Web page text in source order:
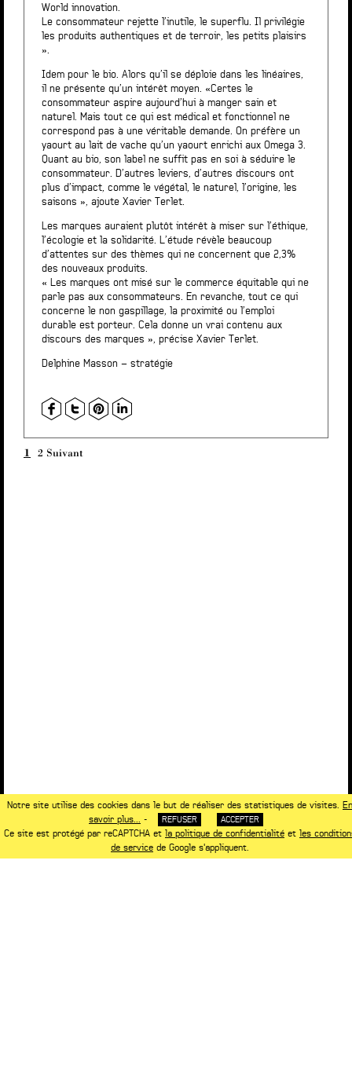
Notre site utilise des cookies dans le but de réaliser des statistiques de visites. En
savoir plus...
- REFUSER ACCEPTER
Ce site est protégé par reCAPTCHA et la politique de confidentialité et les
de service de Google s'appliquent.
World innovation.
Le consommateur rejette l’inutile, le superflu. Il privilégie
les produits authentiques et de terroir, les petits plaisirs
».
Idem pour le bio. Alors qu’il se déploie dans les linéaires,
il ne présente qu’un intérêt moyen. «Certes le
consommateur aspire aujourd’hui à manger sain et
naturel. Mais tout ce qui est médical et fonctionnel ne
correspond pas à une véritable demande. On préfère un
yaourt au lait de vache qu’un yaourt enrichi aux Omega 3.
Quant au bio, son label ne suffit pas en soi à séduire le
consommateur. D’autres leviers, d’autres discours ont
plus d’impact, comme le végétal, le naturel, l’origine, les
saisons », ajoute Xavier Terlet.
Les marques auraient plutôt intérêt à miser sur l’éthique,
l’écologie et la solidarité. L’étude révèle beaucoup
d’attentes sur des thèmes qui ne concernent que 2,3%
des nouveaux produits.
« Les marques ont misé sur le commerce équitable qui ne
parle pas aux consommateurs. En revanche, tout ce qui
concerne le non gaspillage, la proximité ou l’emploi
durable est porteur. Cela donne un vrai contenu aux
discours des marques », précise Xavier Terlet.
Delphine Masson – stratégie
1 2 Suivant